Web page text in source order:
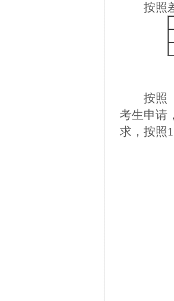
按照差
按照《
考生申请
求，按照